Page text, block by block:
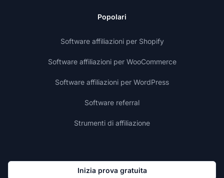
Popolari
Software affiliazioni per Shopify
Software affiliazioni per WooCommerce
Software affiliazioni per WordPress
Software referral
Strumenti di affiliazione
Inizia prova gratuita